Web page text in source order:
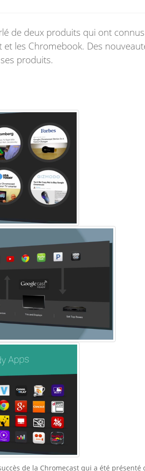
de deux produits qui ont
et les Chromebook. Des
produits.
de la Chromecast qui a été présenté